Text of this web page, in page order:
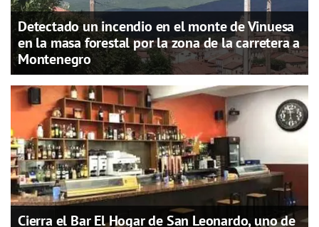
Detectado un incendio en el monte de Vinuesa
en la masa forestal por la zona de la carretera a
Montenegro
Cierra el Bar El Hogar de San Leonardo, uno de